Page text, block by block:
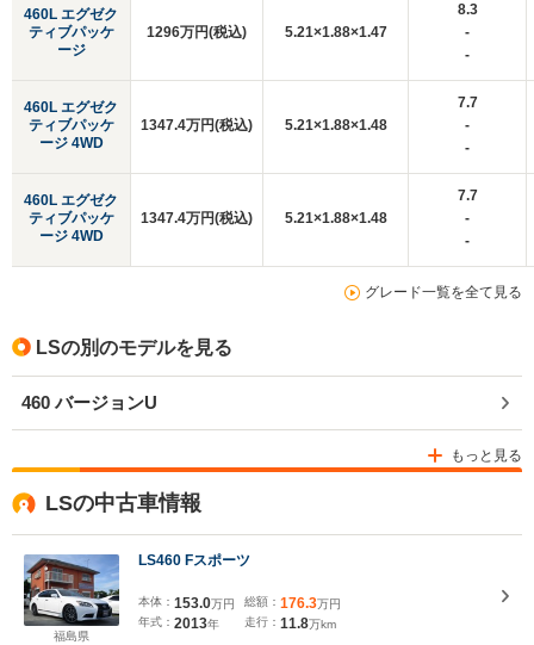
460L エグゼク
ティブパッケ
ージ
460L エグゼク
ティブパッケ
ージ 4WD
460L エグゼク
ティブパッケ
ージ 4WD
1296万円(税込) 5.21×1.88×1.47
8.3
-
-
1347.4万円(税込) 5.21×1.88×1.48
7.7
-
-
1347.4万円(税込) 5.21×1.88×1.48
7.7
-
-
グレード一覧を全て見る
LSの別のモデルを見る
460 バージョンU
もっと見る
LSの中古車情報
福島県
LS460 Fスポーツ
本体： 153.0万円
年式： 2013年
総額： 176.3万円
走行： 11.8万km